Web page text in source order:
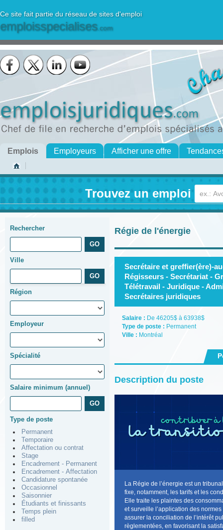
Ce site fait partie du réseau de sites d'emploi
emploisspecialises.com
Emplois Employeurs Afficher une offre
Trouvez un emploi
Rechercher
Ville
Région
Employeur
Spécialité
Salaire minimum (annuel)
Type de poste
Permanent
Temporaire
Affectation ou contrat
Stage
Encadrement - Permanent
Encadrement - Affectation
Candidature spontanée
Occasionnel
Saisonnier
Étudiants et finissants
Temps plein
filled
Régie de l'énergie
Secrétaire et greffier(ère)-
Régisseurs - Secrétariat -
Télétravail - Juridique -
Secrétaires juridiques
Salaire : De 46205$ à 63938$
Type de poste : Permanent
Ville : Montréal
Description du poste
La Régie de l’énergie est un
fixe, notamment, les tarifs et les
Elle traite les plaintes des
et surveille l’application des
assurer la conciliation de l’intérêt
règlementées, en favorisant la